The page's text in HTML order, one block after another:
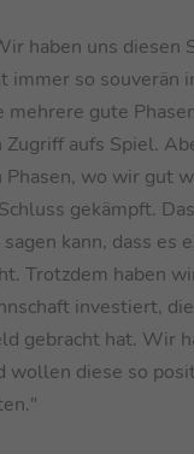
haben uns diesen
immer so souverän
mehrere gute
Zugriff aufs Spiel.
wo wir gut
gekämpft.
kann, dass es
Trotzdem haben
investiert,
gebracht hat. Wir
wollen diese so